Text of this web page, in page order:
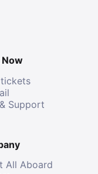
Now
Support
All Aboard